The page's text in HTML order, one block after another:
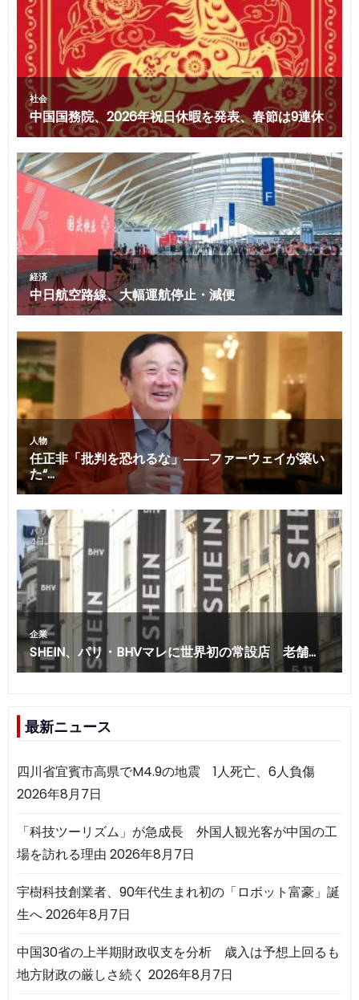
最新ニュース
四川省宜賓市高県でM4.9の地震 1人死亡、6人負傷
2026年8月7日
「科技ツーリズム」が急成長 外国人観光客が中国の工
場を訪れる理由 2026年8月7日
宇樹科技創業者、90年代生まれ初の「ロボット富豪」誕
生へ2026年8月7日
中国30省の上半期財政収支を分析 歳入は予想上回るも
地方財政の厳しさ続く 2026年8月7日